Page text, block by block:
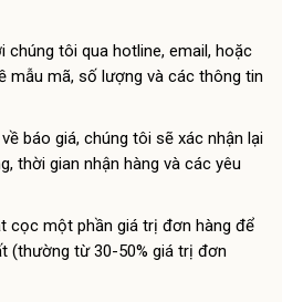
chúng tôi qua hotline, email, hoặc
mẫu mã, số lượng và các thông tin
báo giá, chúng tôi sẽ xác nhận lại
thời gian nhận hàng và các yêu
cọc một phần giá trị đơn hàng để
(thường từ 30-50% giá trị đơn